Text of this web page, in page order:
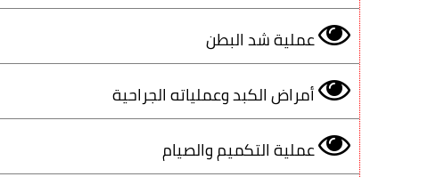
عملية شد البطن
أمراض الكبد وعملياته الجراحية
عملية التكميم والصيام